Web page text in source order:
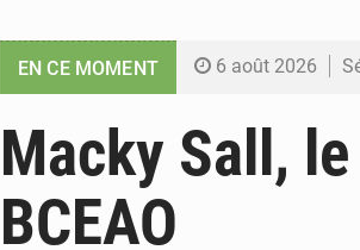
EN CE MOMENT 6 août 2026
5 août 2026
Macky Sall,
BCEAO